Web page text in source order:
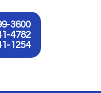
3600
4782
1254